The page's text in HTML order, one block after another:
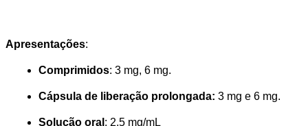
Apresentações:
Comprimidos: 3 mg, 6 mg​.
Cápsula de liberação prolongada: 3 mg e 6 mg.
Solução oral : 2,5 mg/mL